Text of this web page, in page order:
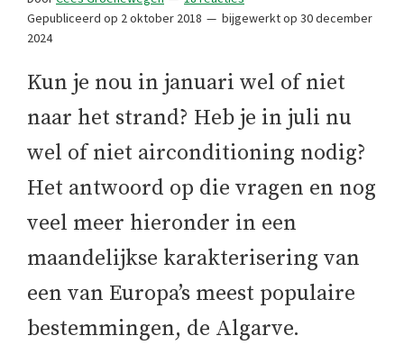
fanaten
Gepubliceerd op 2 oktober 2018 bijgewerkt op 30 december
2024
Kun je nou in januari wel of niet
naar het strand? Heb je in juli nu
wel of niet airconditioning nodig?
Het antwoord op die vragen en nog
veel meer hieronder in een
maandelijkse karakterisering van
een van Europa’s meest populaire
bestemmingen, de Algarve.